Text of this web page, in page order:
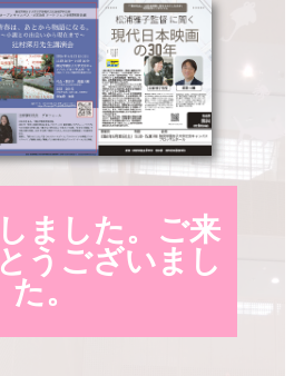
ました。ご来
うございまし
た。